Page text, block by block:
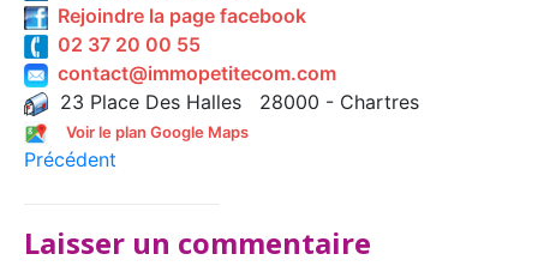
Rejoindre la page facebook
02 37 20 00 55
contact@immopetitecom.com
23 Place Des Halles 28000 - Chartres
Voir le plan Google Maps
Précédent
Laisser un commentaire